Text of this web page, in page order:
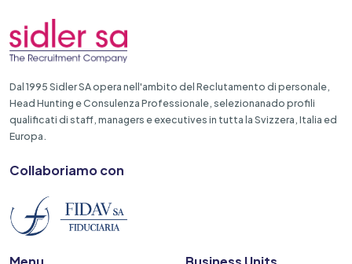
Dal 1995 Sidler SA opera nell'ambito del Reclutamento di personale,
Head Hunting e Consulenza Professionale, selezionanado profili
qualificati di staff, managers e executives in tutta la Svizzera, Italia ed
Europa.
Collaboriamo con